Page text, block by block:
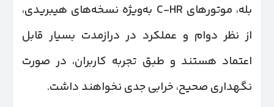
بله، موتورهای C-HR به‌ویژه نسخه‌های هیبریدی،
از نظر دوام و عملکرد در درازمدت بسیار قابل
اعتماد هستند و طبق تجربه کاربران، در صورت
نگهداری صحیح، خرابی جدی نخواهند داشت.